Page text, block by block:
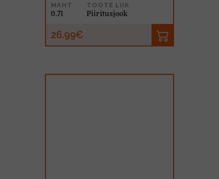
MAHT
0.7l
TOOTE LIIK
Piiritusjook
26.99€